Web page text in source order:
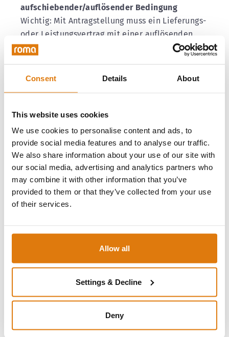
Consent Details About
This website uses cookies
We use cookies to personalise content and ads, to
provide social media features and to analyse our traffic.
We also share information about your use of our site with
our social media, advertising and analytics partners who
may combine it with other information that you’ve
provided to them or that they’ve collected from your use
of their services.
Allow all
Settings & Decline
Deny
aufschiebender/auflösender Bedingung
Wichtig: Mit Antragstellung muss ein Lieferungs-
oder Leistungsvertrag mit einer auflösenden
oder aufschiebenden Bedingung der
Hierin muss auch das voraussichtliche Datum
[ Aufschiebende Bedingung = Vertrag gilt erst
bei Förderzusage ]
[ Auflösende Bedingung = Vertrag gilt bei
Absage nicht mehr ]
3. Beantragung der Fördermittel beim BAFA
(hierfür ist ein Energie-Effizienz-Experte
erforderlich)
Anlagentechnik wird die Hinzunahme eines
Energieeffizienzexperten vorgeschrieben.
Antragsstellung benötigen. Von dem Experten
bekommen sie auch dieTPB-ID. Hierbei
handelt es sich um die Kennnummer zur
technischen Projektbeschreibung für die